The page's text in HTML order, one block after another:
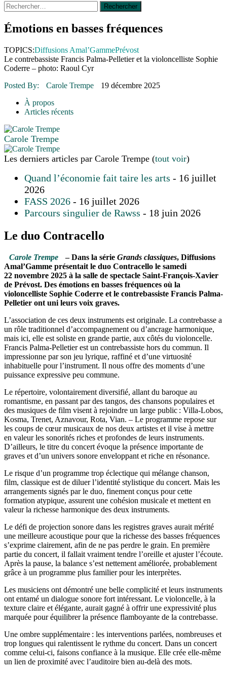
14 octobre 2015
La course de boîtes à savon du club
Le rendez-vous des bolides
30 juin 2015 | Fantaisie et créativité en mode jeunesse
16 juillet 2026 | CULTURE
16 juillet 2026 | POLITIQUE
16 juillet 2026 | ENVIRONNEMENT
Rechercher :
Émotions en basses fréquences
TOPICS:Diffusions Amal’GammePrévost
Le contrebassiste Francis Palma-Pelletier et la violoncelliste Sophie
Coderre – photo: Raoul Cyr
Posted By:
Carole Trempe
19 décembre 2025
À propos
Articles récents
Carole Trempe
Les derniers articles par Carole Trempe (tout voir)
Quand l’économie fait taire les arts - 16 juillet
2026
FASS 2026 - 16 juillet 2026
Parcours singulier de Rawss - 18 juin 2026
Le duo Contracello
Carole Trempe – Dans la série Grands classiques, Diffusions
Amal’Gamme présentait le duo Contracello le samedi
22 novembre 2025 à la salle de spectacle Saint-François-Xavier
de Prévost. Des émotions en basses fréquences où la
violoncelliste Sophie Coderre et le contrebassiste Francis Palma-
Pelletier ont uni leurs voix graves.
L’association de ces deux instruments est originale. La contrebasse a
un rôle traditionnel d’accompagnement ou d’ancrage harmonique,
mais ici, elle est soliste en grande partie, aux côtés du violoncelle.
Francis Palma-Pelletier est un contrebassiste hors du commun. Il
impressionne par son jeu lyrique, raffiné et d’une virtuosité
inhabituelle pour l’instrument. Il nous offre des moments d’une
puissance expressive peu commune.
Le répertoire, volontairement diversifié, allant du baroque au
romantisme, en passant par des tangos, des chansons populaires et
des musiques de film visent à rejoindre un large public : Villa-Lobos,
Kosma, Trenet, Aznavour, Rota, Vian. – Le programme repose sur
les coups de cœur musicaux de nos deux artistes et il vise à mettre
en valeur les sonorités riches et profondes de leurs instruments.
D’ailleurs, le titre du concert évoque la présence importante de
graves et d’un univers sonore enveloppant et riche en résonance.
Le risque d’un programme trop éclectique qui mélange chanson,
film, classique est de diluer l’identité stylistique du concert. Mais les
arrangements signés par le duo, finement conçus pour cette
formation atypique, assurent une cohésion musicale et mettent en
valeur la richesse harmonique des deux instruments.
Le défi de projection sonore dans les registres graves aurait mérité
une meilleure acoustique pour que la richesse des basses fréquences
s’exprime clairement, afin de ne pas perdre le grain. En première
partie du concert, il fallait vraiment tendre l’oreille et ajuster l’écoute.
Après la pause, la balance s’est nettement améliorée, probablement
grâce à un programme plus familier pour les interprètes.
Les musiciens ont démontré une belle complicité et leurs instruments
ont entamé un dialogue sonore fort intéressant. Le violoncelle, à la
texture claire et élégante, aurait gagné à offrir une expressivité plus
marquée pour équilibrer la présence flamboyante de la contrebasse.
Une ombre supplémentaire : les interventions parlées, nombreuses et
trop longues qui ralentissent le rythme du concert. Dans un concert
comme celui-ci, faisons confiance à la musique. Elle crée elle-même
un lien de proximité avec l’auditoire bien au-delà des mots.